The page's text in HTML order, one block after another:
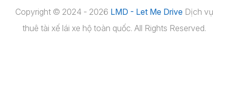
Copyright © 2024 - 2026 LMD - Let Me Drive Dịch vụ
thuê tài xế lái xe hộ toàn quốc. All Rights Reserved.